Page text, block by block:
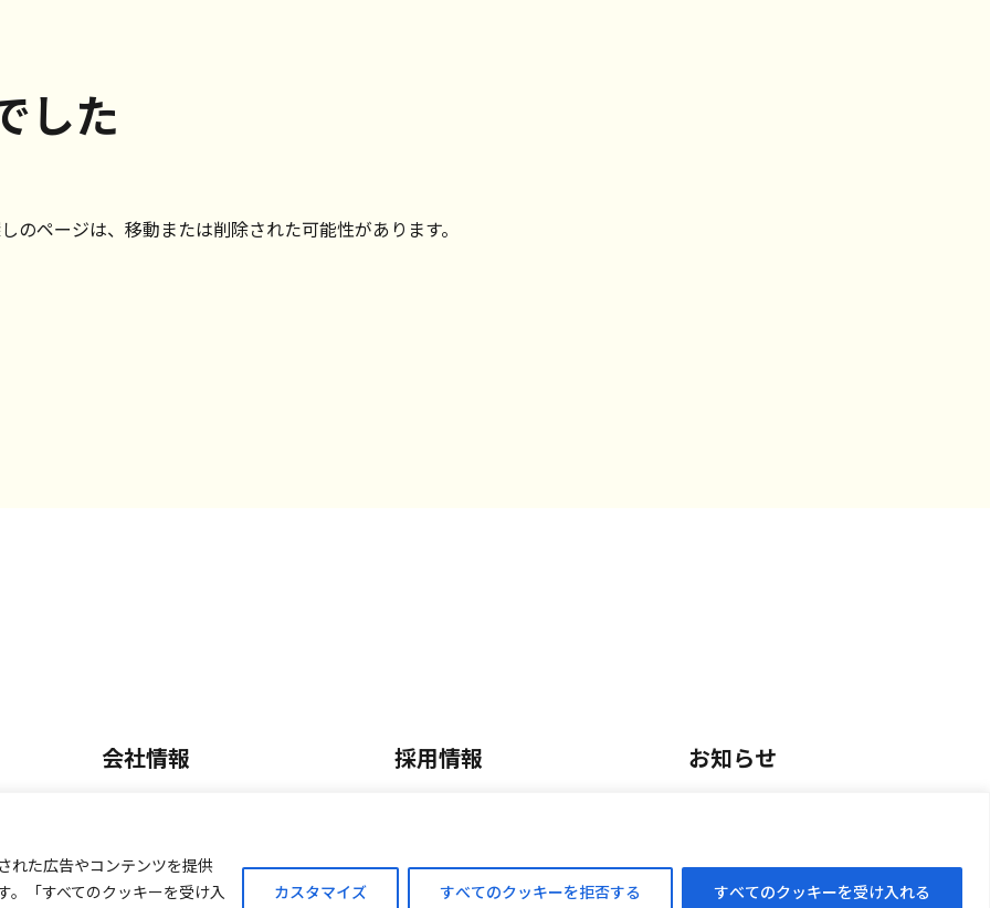
れた広告やコンテンツを提供
「すべてのクッキーを受け入
カスタマイズ すべてのクッキーを拒否する すべてのクッキーを受け入れる
した
のページは、移動または削除された可能性があります。
内
会社情報
事業内容
外商販売
採用情報 お知らせ